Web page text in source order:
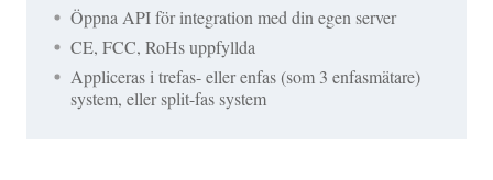
Öppna API för integration med din egen server
CE, FCC, RoHs uppfyllda
Appliceras i trefas- eller enfas (som 3 enfasmätare)
system, eller split-fas system